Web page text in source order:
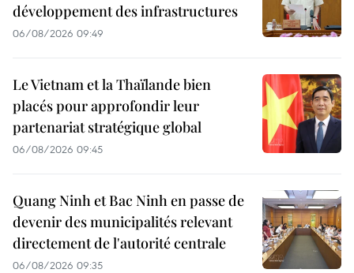
développement des infrastructures
06/08/2026 09:49
Le Vietnam et la Thaïlande bien
placés pour approfondir leur
partenariat stratégique global
06/08/2026 09:45
Quang Ninh et Bac Ninh en passe de
devenir des municipalités relevant
directement de l'autorité centrale
06/08/2026 09:35